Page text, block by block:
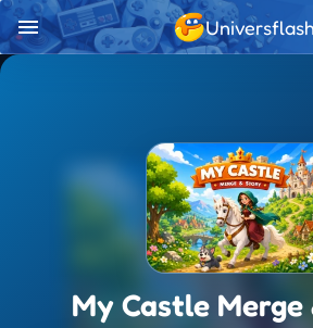
Universflash
My Castle